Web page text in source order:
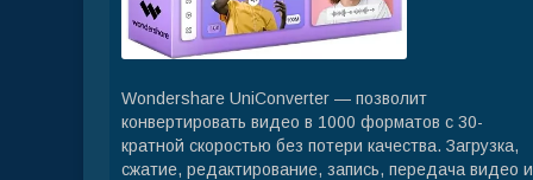
Wondershare UniConverter — позволит
конвертировать видео в 1000 форматов с 30-
кратной скоростью без потери качества. Загрузка,
сжатие, редактирование, запись, передача видео и